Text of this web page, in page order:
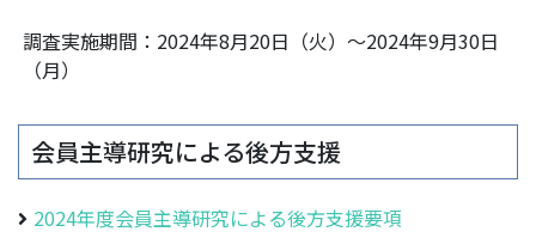
調査実施期間：2024年8月20日（火）～2024年9月30日
（月）
会員主導研究による後方支援
2024年度会員主導研究による後方支援要項